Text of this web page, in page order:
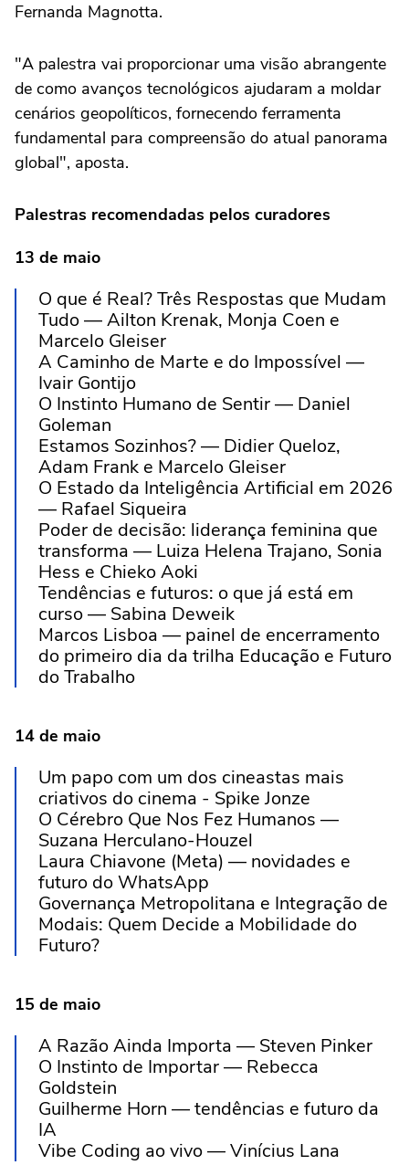
Fernanda Magnotta.
"A palestra vai proporcionar uma visão abrangente
de como avanços tecnológicos ajudaram a moldar
cenários geopolíticos, fornecendo ferramenta
fundamental para compreensão do atual panorama
global", aposta.
Palestras recomendadas pelos curadores
13 de maio
O que é Real? Três Respostas que Mudam
Tudo — Ailton Krenak, Monja Coen e
Marcelo Gleiser
A Caminho de Marte e do Impossível —
Ivair Gontijo
O Instinto Humano de Sentir — Daniel
Goleman
Estamos Sozinhos? — Didier Queloz,
Adam Frank e Marcelo Gleiser
O Estado da Inteligência Artificial em 2026
— Rafael Siqueira
Poder de decisão: liderança feminina que
transforma — Luiza Helena Trajano, Sonia
Hess e Chieko Aoki
Tendências e futuros: o que já está em
curso — Sabina Deweik
Marcos Lisboa — painel de encerramento
do primeiro dia da trilha Educação e Futuro
do Trabalho
14 de maio
Um papo com um dos cineastas mais
criativos do cinema - Spike Jonze
O Cérebro Que Nos Fez Humanos —
Suzana Herculano-Houzel
Laura Chiavone (Meta) — novidades e
futuro do WhatsApp
Governança Metropolitana e Integração de
Modais: Quem Decide a Mobilidade do
Futuro?
15 de maio
A Razão Ainda Importa — Steven Pinker
O Instinto de Importar — Rebecca
Goldstein
Guilherme Horn — tendências e futuro da
IA
Vibe Coding ao vivo — Vinícius Lana